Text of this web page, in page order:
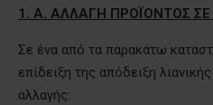
1. Α. ΑΛΛΑΓΗ ΠΡΟΪΟΝΤΟΣ
Σε ένα από τα παρακάτω
επίδειξη της απόδειξη
αλλαγής: